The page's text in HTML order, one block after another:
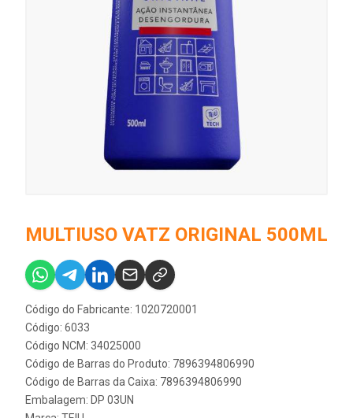
MULTIUSO VATZ ORIGINAL 500ML
Código do Fabricante: 1020720001
Código: 6033
Código NCM: 34025000
Código de Barras do Produto: 7896394806990
Código de Barras da Caixa: 7896394806990
Embalagem: DP 03UN